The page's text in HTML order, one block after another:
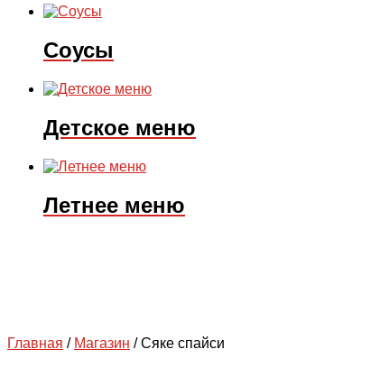
Соусы
Детское меню
Летнее меню
Главная / Магазин /Сяке спайси